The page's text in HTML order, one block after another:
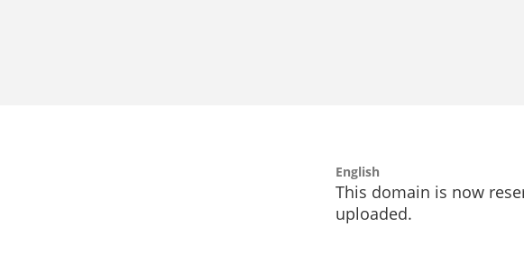
English
This domain is now
uploaded.